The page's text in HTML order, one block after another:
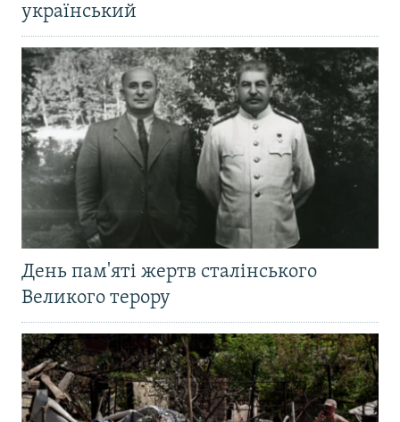
український
День пам'яті жертв сталінського
Великого терору